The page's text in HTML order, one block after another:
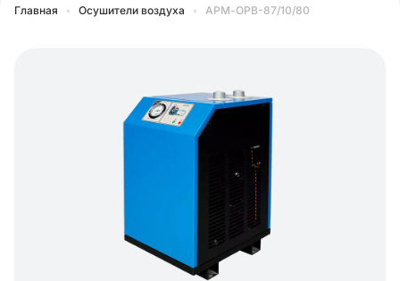
Главная • Осушители воздуха • АРМ-ОРВ-87/10/80